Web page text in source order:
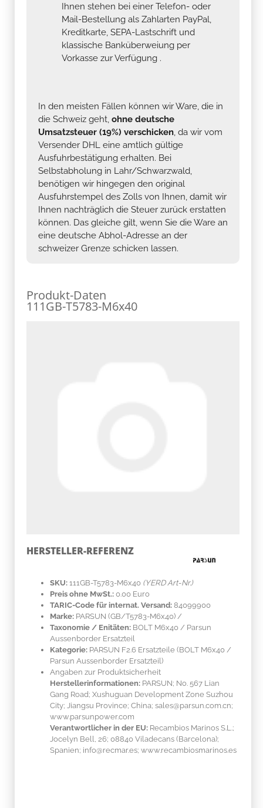
Ihnen stehen bei einer Telefon- oder
Mail-Bestellung als Zahlarten PayPal,
Kreditkarte, SEPA-Lastschrift und
klassische Banküberweiung per
Vorkasse zur Verfügung .
In den meisten Fällen können wir Ware, die in
die Schweiz geht, ohne deutsche
Umsatzsteuer (19%) verschicken, da wir vom
Versender DHL eine amtlich gültige
Ausfuhrbestätigung erhalten. Bei
Selbstabholung in Lahr/Schwarzwald,
benötigen wir hingegen den original
Ausfuhrstempel des Zolls von Ihnen, damit wir
Ihnen nachträglich die Steuer zurück erstatten
können. Das gleiche gilt, wenn Sie die Ware an
eine deutsche Abhol-Adresse an der
schweizer Grenze schicken lassen.
Produkt-Daten
111GB-T5783-M6x40
HERSTELLER-REFERENZ
SKU: 111GB-T5783-M6x40 (YERD Art-Nr.)
Preis ohne MwSt.: 0.00 Euro
TARIC-Code für internat. Versand: 84099900
Marke: PARSUN (GB/T5783-M6x40) /
Taxonomie / Enitäten: BOLT M6x40 / Parsun
Aussenborder Ersatzteil
Kategorie: PARSUN F2.6 Ersatzteile (BOLT M6x40 /
Parsun Aussenborder Ersatzteil)
Angaben zur Produktsicherheit
Herstellerinformationen: PARSUN; No. 567 Lian
Gang Road; Xushuguan Development Zone Suzhou
City; Jiangsu Province; China; sales@parsun.com.cn;
www.parsunpower.com
Verantwortlicher in der EU: Recambios Marinos S.L.;
Jocelyn Bell, 26; 08840 Viladecans (Barcelona);
Spanien; info@recmar.es; www.recambiosmarinos.es